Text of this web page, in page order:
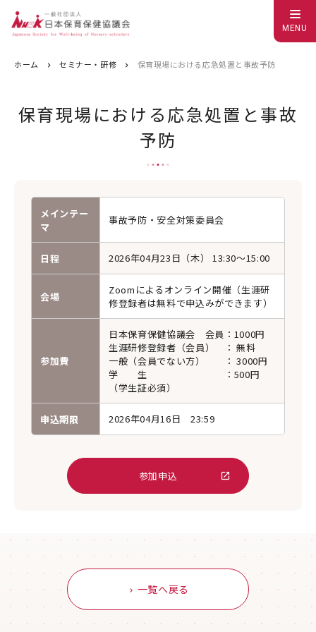
MENU
ホーム セミナー・研修 保育現場における応急処置と事故予防
保育現場における応急処置と事故
予防
メインテー
マ
事故予防・安全対策委員会
日程 2026年04月23日（木） 13:30〜15:00
会場
Zoomによるオンライン開催（生涯研
修登録者は無料で申込みができます）
参加費
日本保育保健協議会 会員 ： 1000円
生涯研修登録者（会員）
： 無料
一般（会員でない方）
： 3000円
学 生
： 500円
（学生証必須）
申込期限 2026年04月16日 23:59
参加申込
一覧へ戻る